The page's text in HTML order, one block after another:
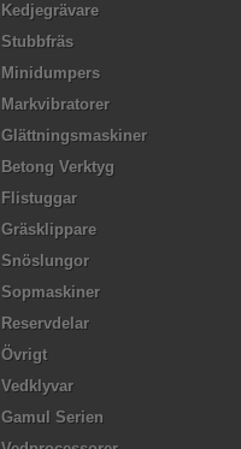
Kedjegrävare
Stubbfräs
Minidumpers
Markvibratorer
Glättningsmaskiner
Betong Verktyg
Flistuggar
Gräsklippare
Snöslungor
Sopmaskiner
Reservdelar
Övrigt
Vedklyvar
Gamul Serien